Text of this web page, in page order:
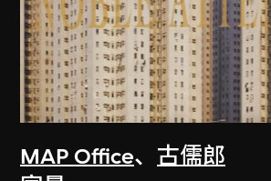
MAP Office、 古儒郎